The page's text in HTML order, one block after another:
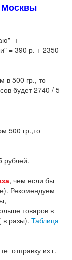
Москвы
+
= 390 р. + 2350
в 500 гр., то
будет 2740 / 5
500 гр.,то
рублей.
, чем если бы
Рекомендуем
товаров в
в разы). Таблица
отправку из г.